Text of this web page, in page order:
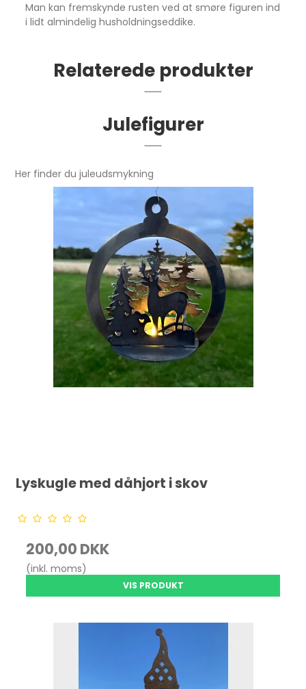
Man kan fremskynde rusten ved at smøre figuren ind
i lidt almindelig husholdningseddike.
Relaterede produkter
Julefigurer
Her finder du juleudsmykning
Lyskugle med dåhjort i skov
200,00 DKK
(inkl. moms)
VIS PRODUKT